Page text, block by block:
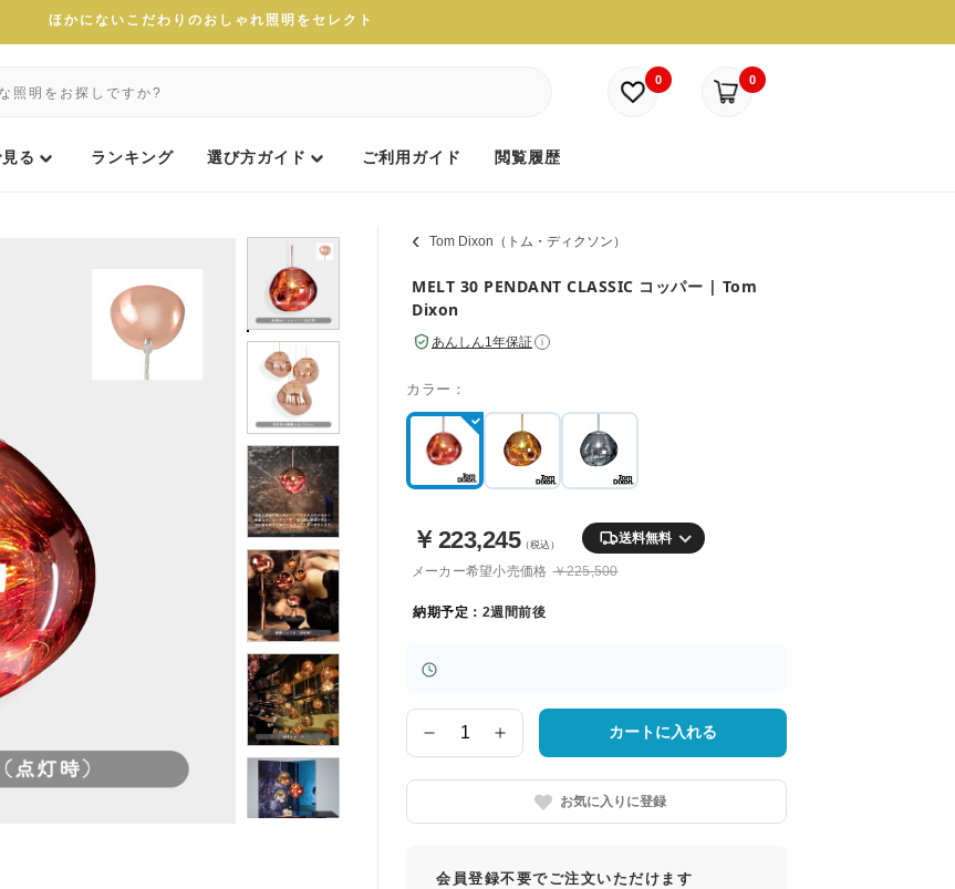
ほかにないこだわりのおしゃれ照明をセレクト
0 0
る ランキング 選び方ガイド ご利用ガイド 閲覧履歴
Tom Dixon（トム・ディクソン）
MELT 30 PENDANT CLASSIC コッパー | Tom
Dixon
あんしん1年保証 i
カラー：
￥ 223,245（税込） 送料無料
メーカー希望小売価格 ￥225,500
納期予定： 2週間前後
数
量
カートに入れる
お気に入りに登録
会員登録不要でご注文いただけます